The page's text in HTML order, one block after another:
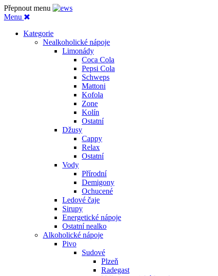
Přepnout menu
Menu
Kategorie
Nealkoholické nápoje
Limonády
Coca Cola
Pepsi Cola
Schweps
Mattoni
Kofola
Zone
Kolín
Ostatní
Džusy
Cappy
Relax
Ostatní
Vody
Přírodní
Demigony
Ochucené
Ledové čaje
Sirupy
Energetické nápoje
Ostatní nealko
Alkoholické nápoje
Pivo
Sudové
Plzeň
Radegast